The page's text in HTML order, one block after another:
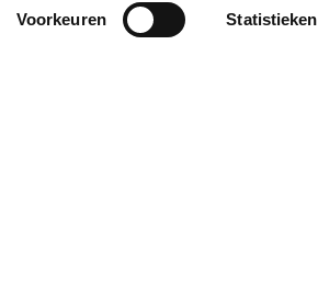
Voorkeuren Statistieken